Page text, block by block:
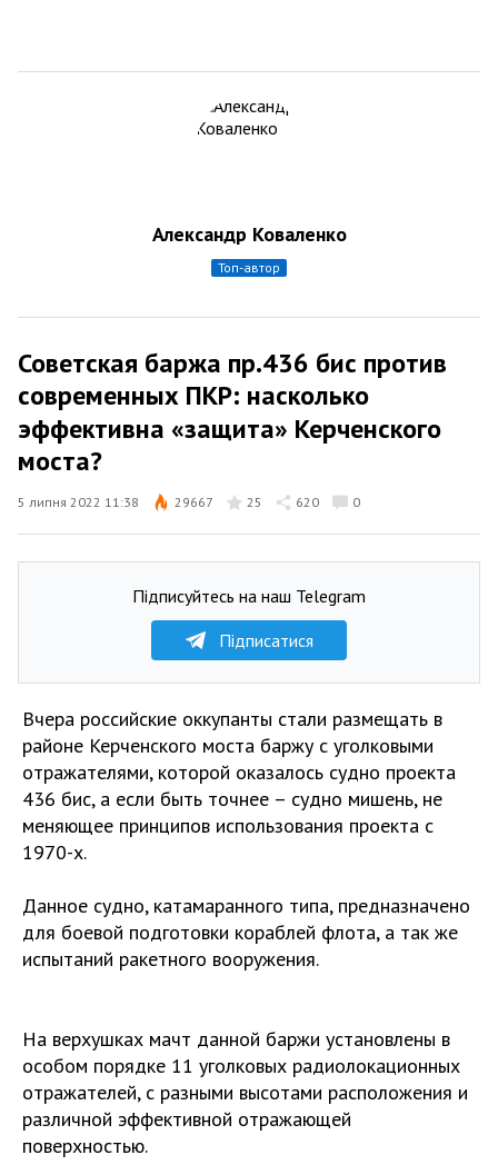
Александр Коваленко
топ-автор
Советская баржа пр.436 бис против
современных ПКР: насколько
эффективна «защита» Керченского
моста?
5 липня 2022 11:38 29667 25 620 0
Підписуйтесь на наш Telegram
Підписатися
Вчера российские оккупанты стали размещать в
районе Керченского моста баржу с уголковыми
отражателями, которой оказалось судно проекта
436 бис, а если быть точнее – судно мишень, не
меняющее принципов использования проекта с
1970-х.
Данное судно, катамаранного типа, предназначено
для боевой подготовки кораблей флота, а так же
испытаний ракетного вооружения.
На верхушках мачт данной баржи установлены в
особом порядке 11 уголковых радиолокационных
отражателей, с разными высотами расположения и
различной эффективной отражающей
поверхностью.